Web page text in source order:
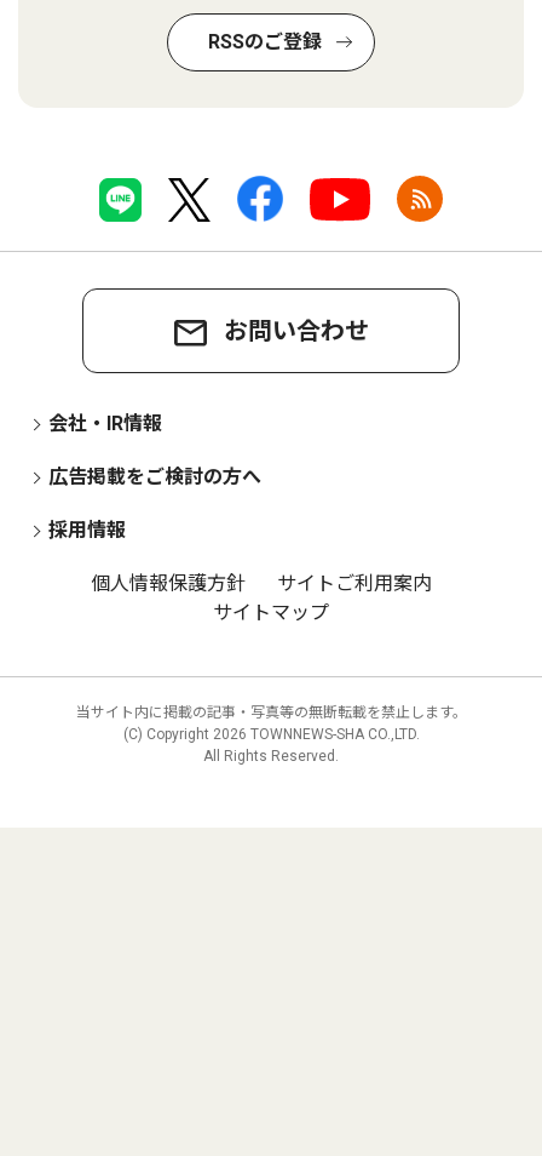
RSSのご登録
お問い合わせ
会社・IR情報
広告掲載をご検討の方へ
採用情報
個人情報保護方針
サイトご利用案内
サイトマップ
当サイト内に掲載の記事・写真等の無断転載を禁止します。
(C) Copyright 2026 TOWNNEWS-SHA CO.,LTD.
All Rights Reserved.